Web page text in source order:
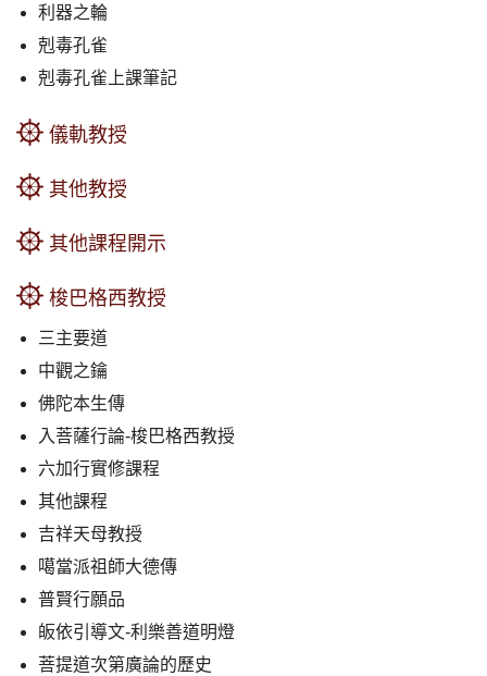
利器之輪
剋毒孔雀
剋毒孔雀上課筆記
儀軌教授
其他教授
其他課程開示
梭巴格西教授
三主要道
中觀之鑰
佛陀本生傳
入菩薩行論-梭巴格西教授
六加行實修課程
其他課程
吉祥天母教授
噶當派祖師大德傳
普賢行願品
皈依引導文-利樂善道明燈
菩提道次第廣論的歷史